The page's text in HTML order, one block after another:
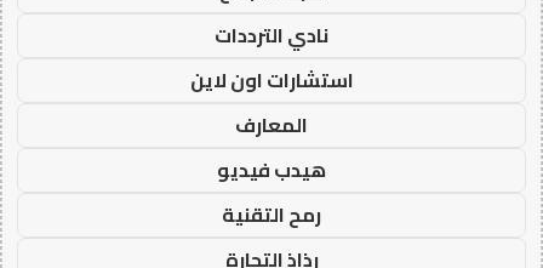
نادي الترددات
استشارات اون لاين
المعارف
هيدب فيديو
رمح التقنية
رذاذ التجارة